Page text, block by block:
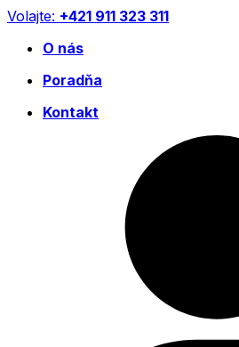
Preskočiť
obsah
Volajte: +421 911 323 311
O nás
Poradňa
Kontakt